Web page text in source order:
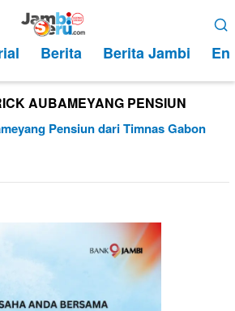
Berita Berita Jambi
AUBAMEYANG PENSIUN
Pensiun dari Timnas Gabon